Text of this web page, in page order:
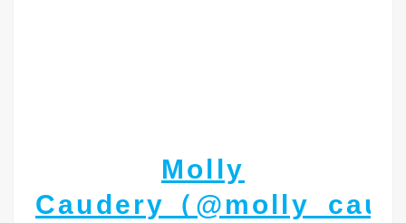
Molly
Caudery（